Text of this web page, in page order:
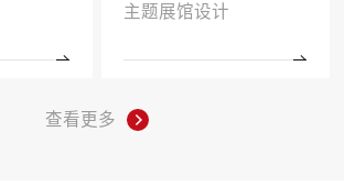
主题展馆设计
查看更多